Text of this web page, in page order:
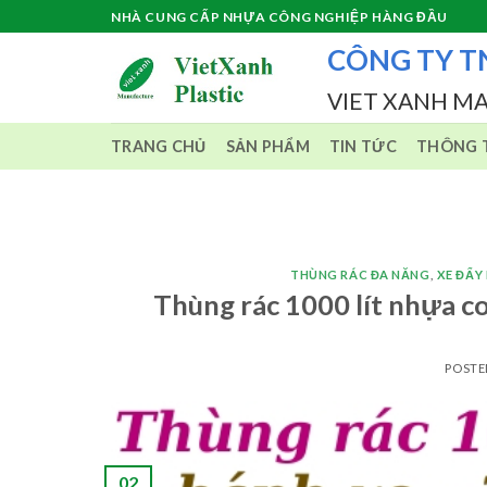
to
NHÀ CUNG CẤP NHỰA CÔNG NGHIỆP HÀNG ĐẦU
CÔNG TY
VIET XANH
TRANG CHỦ SẢN PHẨM TIN TỨC THÔNG
THÙNG RÁC ĐA NĂNG XE ĐẨY
Thùng rác 1000 lít nhựa
02